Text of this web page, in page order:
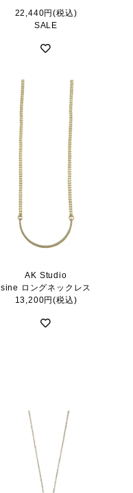
22,440円(税込)
SALE
AK Studio
sine ロングネックレス
13,200円(税込)